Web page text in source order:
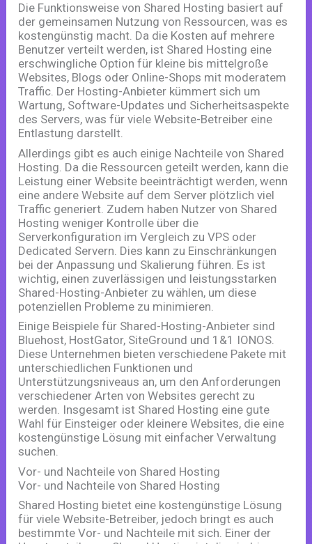
Die Funktionsweise von Shared Hosting basiert auf
der gemeinsamen Nutzung von Ressourcen, was es
kostengünstig macht. Da die Kosten auf mehrere
Benutzer verteilt werden, ist Shared Hosting eine
erschwingliche Option für kleine bis mittelgroße
Websites, Blogs oder Online-Shops mit moderatem
Traffic. Der Hosting-Anbieter kümmert sich um
Wartung, Software-Updates und Sicherheitsaspekte
des Servers, was für viele Website-Betreiber eine
Entlastung darstellt.
Allerdings gibt es auch einige Nachteile von Shared
Hosting. Da die Ressourcen geteilt werden, kann die
Leistung einer Website beeinträchtigt werden, wenn
eine andere Website auf dem Server plötzlich viel
Traffic generiert. Zudem haben Nutzer von Shared
Hosting weniger Kontrolle über die
Serverkonfiguration im Vergleich zu VPS oder
Dedicated Servern. Dies kann zu Einschränkungen
bei der Anpassung und Skalierung führen. Es ist
wichtig, einen zuverlässigen und leistungsstarken
Shared-Hosting-Anbieter zu wählen, um diese
potenziellen Probleme zu minimieren.
Einige Beispiele für Shared-Hosting-Anbieter sind
Bluehost, HostGator, SiteGround und 1&1 IONOS.
Diese Unternehmen bieten verschiedene Pakete mit
unterschiedlichen Funktionen und
Unterstützungsniveaus an, um den Anforderungen
verschiedener Arten von Websites gerecht zu
werden. Insgesamt ist Shared Hosting eine gute
Wahl für Einsteiger oder kleinere Websites, die eine
kostengünstige Lösung mit einfacher Verwaltung
suchen.
Vor- und Nachteile von Shared Hosting
Vor- und Nachteile von Shared Hosting
Shared Hosting bietet eine kostengünstige Lösung
für viele Website-Betreiber, jedoch bringt es auch
bestimmte Vor- und Nachteile mit sich. Einer der